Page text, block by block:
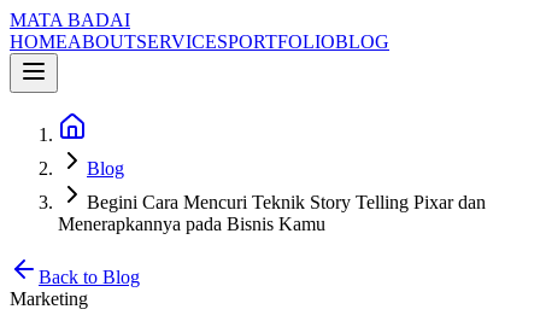
MATA BADAI
HOMEABOUTSERVICESPORTFOLIOBLOG
Blog
Begini Cara Mencuri Teknik Story Telling Pixar dan
Menerapkannya pada Bisnis Kamu
Back to Blog
Marketing